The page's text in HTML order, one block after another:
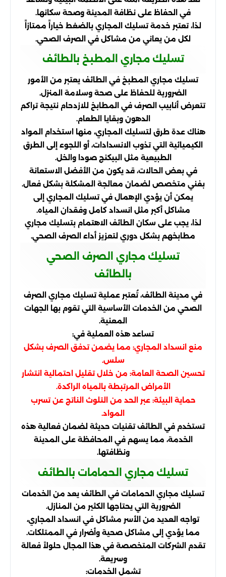
في الحفاظ على نظافة المدينة وصحة سكانها.
لذا، تعتبر خدمة تسليك المجاري بالضغط خياراً ممتازاً
لكل من يعاني من مشاكل في الصرف الصحي.
تسليك مجاري المطبخ بالطائف
تسليك مجاري المطبخ في الطائف يعتبر من الأمور
الضرورية للحفاظ على صحة وسلامة المنزل.
تتعرض أنابيب الصرف في المطابخ للازدحام نتيجة تراكم
الدهون وبقايا الطعام.
هناك عدة طرق لتسليك المجاري، منها استخدام المواد
الكيميائية التي تذوب الانسدادات، أو اللجوء إلى الطرق
الطبيعية مثل البيكنج صودا والخل.
في بعض الحالات، قد يكون من الأفضل الاستعانة
بفني متخصص لضمان معالجة المشكلة بشكل فعال.
يمكن أن يؤدي الإهمال في تسليك المجاري إلى
مشاكل أكبر مثل انسداد كامل وفقدان المياه.
لذا، يجب على سكان الطائف الاهتمام بتسليك مجاري
مطابخهم بشكل دوري لتعزيز أداء الصرف الصحي.
تسليك مجاري الصرف الصحي
بالطائف
في مدينة الطائف، تُعتبر عملية تسليك مجاري الصرف
الصحي من الخدمات الأساسية التي تقوم بها الجهات
المعنية.
تساعد هذه العملية في:
منع انسداد المجاري: مما يضمن تدفق الصرف بشكل
سلس.
تحسين الصحة العامة: من خلال تقليل احتمالية انتشار
الأمراض المرتبطة بالمياه الراكدة.
حماية البيئة: عبر الحد من التلوث الناتج عن تسرب
المواد.
تستخدم في الطائف تقنيات حديثة لضمان فعالية هذه
الخدمة، مما يسهم في المحافظة على المدينة
ونظافتها.
تسليك مجاري الحمامات بالطائف
تسليك مجاري الحمامات في الطائف يعد من الخدمات
الضرورية التي يحتاجها الكثير من المنازل.
تواجه العديد من الأسر مشاكل في انسداد المجاري،
مما يؤدي إلى مشاكل صحية وأضرار في الممتلكات.
تقدم الشركات المتخصصة في هذا المجال حلولاً فعالة
وسريعة.
تشمل الخدمات: